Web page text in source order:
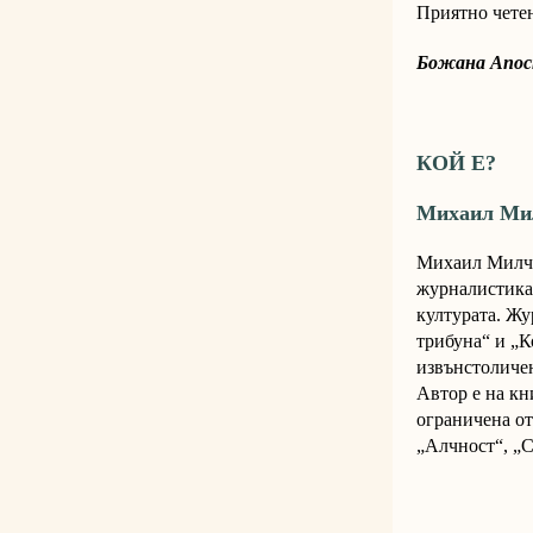
Приятно
Божана
КОЙ Е?
Михаил
Михаил
културата.
трибуна“ и
Автор е на
ограничена
„Алчност“,